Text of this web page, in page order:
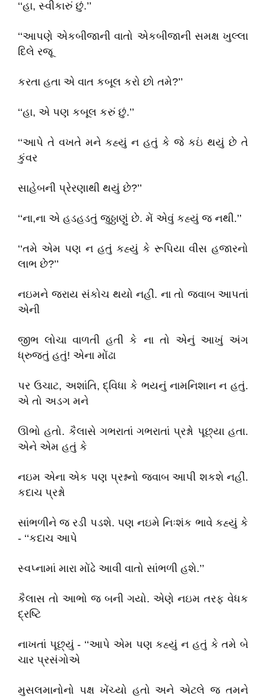
‘‘હા, સ્વીકારું છું.’’
‘‘આપણે એકબીજાની વાતો એકબીજાની સમક્ષ ખુલ્લા
દિલે રજૂ
કરતા હતા એ વાત કબૂલ કરો છો તમે?’’
‘‘હા, એ પણ કબૂલ કરું છું.’’
‘‘આપે તે વખતે મને કહ્યું ન હતું કે જે કઇં થયું છે તે
કુંવર
સાહેબની પ્રેરણાથી થયું છે?’’
‘‘ના,ના એ હડહડતું જુઠ્ઠાણું છે. મેં એવું કહ્યું જ નથી.’’
‘‘તમે એમ પણ ન હતું કહ્યું કે રૂપિયા વીસ હજારનો
લાભ છે?’’
નઇમને જરાય સંકોચ થયો નહીં. ના તો જવાબ આપતાં
એની
જીભ લોચા વાળતી હતી કે ના તો એનું આખું અંગ
ધ્રુજતું હતું! એના મોંઢા
પર ઉચાટ, અશાંતિ, દ્વિધા કે ભયનું નામનિશાન ન હતું.
એ તો અડગ મને
ઊભો હતો. કૈલાસે ગભરાતાં ગભરાતાં પ્રશ્નો પૂછ્યા હતા.
એને એમ હતું કે
નઇમ એના એક પણ પ્રશ્નનો જવાબ આપી શકશે નહીં.
કદાચ પ્રશ્નો
સાંભળીને જ રડી પડશે. પણ નઇમે નિઃશંક ભાવે કહ્યું કે
- ‘‘કદાચ આપે
સ્વપ્નામાં મારા મોંઢે આવી વાતો સાંભળી હશે.’’
કૈલાસ તો આભો જ બની ગયો. એણે નઇમ તરફ વેધક
દ્રષ્ટિ
નાખતાં પૂછ્યું - ‘‘આપે એમ પણ કહ્યું ન હતું કે તમે બે
ચાર પ્રસંગોએ
મુસલમાનોનો પક્ષ ખેંચ્યો હતો અને એટલે જ તમને